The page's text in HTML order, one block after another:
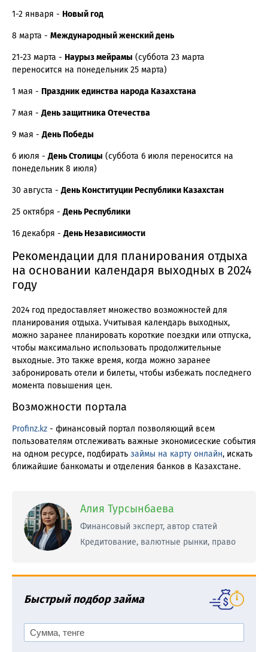
1-2 января - Новый год
8 марта - Международный женский день
21-23 марта - Наурыз мейрамы (суббота 23 марта
переносится на понедельник 25 марта)
1 мая - Праздник единства народа Казахстана
7 мая -День защитника Отечества
9 мая -День Победы
6 июля -День Столицы (суббота 6 июля переносится на
понедельник 8 июля)
30 августа -День Конституции Республики Казахстан
25 октября -День Республики
16 декабря -День Независимости
Рекомендации для планирования отдыха
на основании календаря выходных в 2024
году
2024 год предоставляет множество возможностей для
планирования отдыха. Учитывая календарь выходных,
можно заранее планировать короткие поездки или отпуска,
чтобы максимально использовать продолжительные
выходные. Это также время, когда можно заранее
забронировать отели и билеты, чтобы избежать последнего
момента повышения цен.
Возможности портала
Profinz.kz - финансовый портал позволяющий всем
пользователям отслеживать важные экономисеские события
на одном ресурсе, подбирать займы на карту онлайн, искать
ближайшие банкоматы и отделения банков в Казахстане.
Алия Турсынбаева
Финансовый эксперт, автор статей
Кредитование, валютные рынки, право
Быстрый подбор займа